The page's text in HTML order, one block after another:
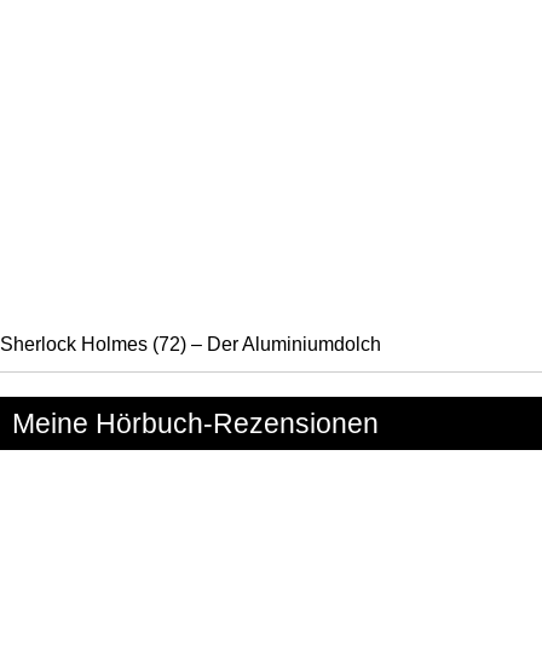
Sherlock Holmes (72) – Der Aluminiumdolch
Meine Hörbuch-Rezensionen